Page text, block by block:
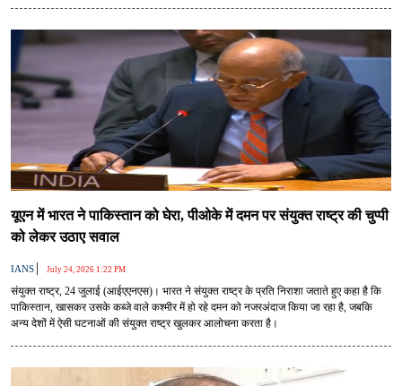
यूएन में भारत ने पाकिस्तान को घेरा, पीओके में दमन पर संयुक्त राष्ट्र की चुप्पी
को लेकर उठाए सवाल
IANS | July 24, 2026 1:22 PM
संयुक्त राष्ट्र, 24 जुलाई (आईएएनएस)। भारत ने संयुक्त राष्ट्र के प्रति निराशा जताते हुए कहा है कि
पाकिस्तान, खासकर उसके कब्जे वाले कश्मीर में हो रहे दमन को नजरअंदाज किया जा रहा है, जबकि
अन्य देशों में ऐसी घटनाओं की संयुक्त राष्ट्र खुलकर आलोचना करता है।